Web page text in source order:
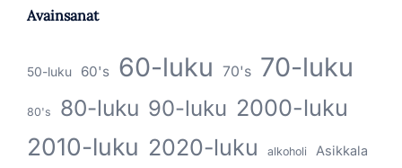
Avainsanat
50-luku 60's 60-luku 70's 70-luku
80's 80-luku 90-luku 2000-luku
2010-luku 2020-luku alkoholi Asikkala